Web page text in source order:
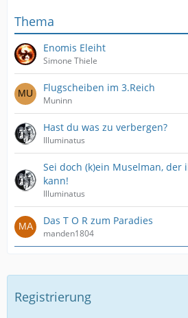
Thema
Enomis Eleiht
Simone Thiele
Flugscheiben im 3.Reich
Muninn
Hast du was zu verbergen?
Illuminatus
Sei doch (k)ein Muselman, der
kann!
Illuminatus
Das T O R zum Paradies
manden1804
Registrierung